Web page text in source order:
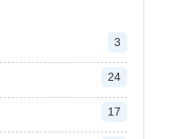
3
24
17